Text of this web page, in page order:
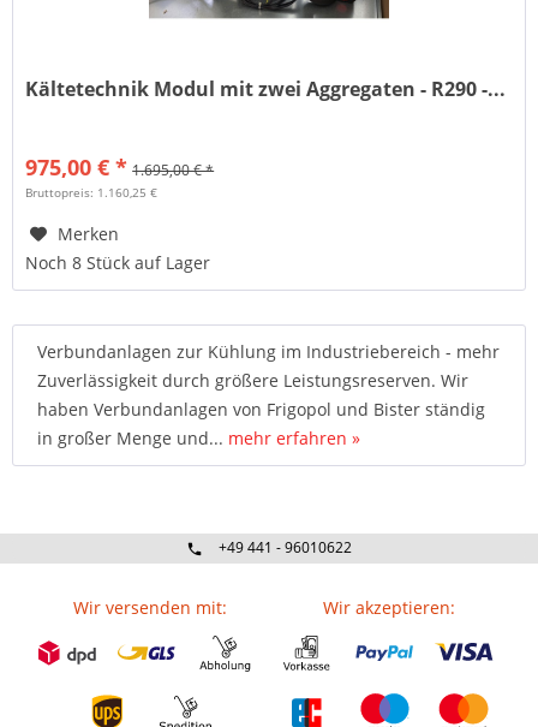
Kältetechnik Modul mit zwei Aggregaten - R290 -...
975,00 € * 1.695,00 € *
Bruttopreis: 1.160,25 €
Merken
Noch 8 Stück auf Lager
Verbundanlagen zur Kühlung im Industriebereich - mehr
Zuverlässigkeit durch größere Leistungsreserven. Wir
haben Verbundanlagen von Frigopol und Bister ständig
in großer Menge und... mehr erfahren »
+49 441 - 96010622
Wir versenden mit: Wir akzeptieren: